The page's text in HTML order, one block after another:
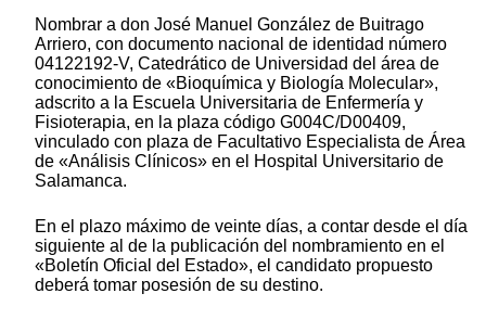
Nombrar a don José Manuel González de Buitrago
Arriero, con documento nacional de identidad número
04122192-V, Catedrático de Universidad del área de
conocimiento de «Bioquímica y Biología Molecular»,
adscrito a la Escuela Universitaria de Enfermería y
Fisioterapia, en la plaza código G004C/D00409,
vinculado con plaza de Facultativo Especialista de Área
de «Análisis Clínicos» en el Hospital Universitario de
Salamanca.
En el plazo máximo de veinte días, a contar desde el día
siguiente al de la publicación del nombramiento en el
«Boletín Oficial del Estado», el candidato propuesto
deberá tomar posesión de su destino.